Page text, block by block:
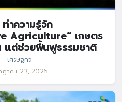
ำความรู้จัก
Agriculture” เกษตร
แต่ช่วยฟื้นฟูธรรมชาติ
เศรษฐกิจ
ฎาคม 23, 2026